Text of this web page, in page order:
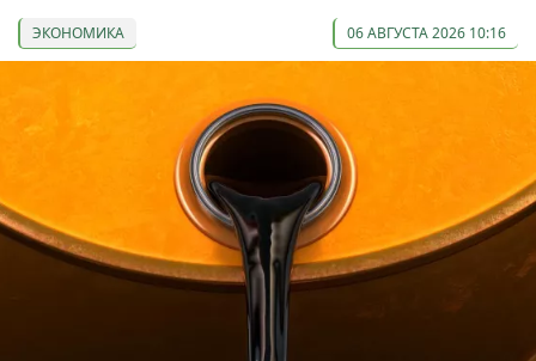
ЭКОНОМИКА 06 АВГУСТА 2026 10:16